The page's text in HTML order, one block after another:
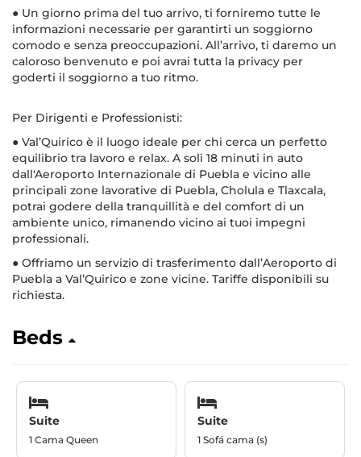
● Un giorno prima del tuo arrivo, ti forniremo tutte le
informazioni necessarie per garantirti un soggiorno
comodo e senza preoccupazioni. All’arrivo, ti daremo un
caloroso benvenuto e poi avrai tutta la privacy per
goderti il soggiorno a tuo ritmo.
Per Dirigenti e Professionisti:
● Val’Quirico è il luogo ideale per chi cerca un perfetto
equilibrio tra lavoro e relax. A soli 18 minuti in auto
dall'Aeroporto Internazionale di Puebla e vicino alle
principali zone lavorative di Puebla, Cholula e Tlaxcala,
potrai godere della tranquillità e del comfort di un
ambiente unico, rimanendo vicino ai tuoi impegni
professionali.
● Offriamo un servizio di trasferimento dall’Aeroporto di
Puebla a Val’Quirico e zone vicine. Tariffe disponibili su
richiesta.
Beds
Suite
1 Cama Queen
Suite
1 Sofá cama (s)